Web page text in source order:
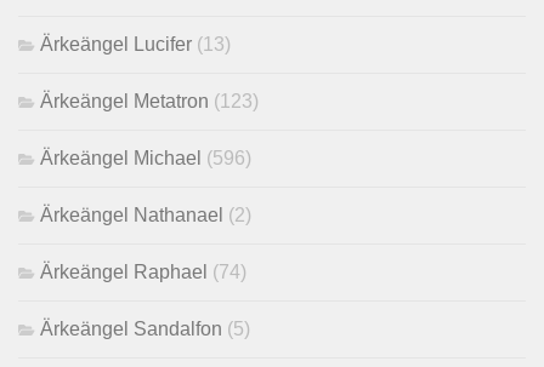
Ärkeängel Lucifer (13)
Ärkeängel Metatron (123)
Ärkeängel Michael (596)
Ärkeängel Nathanael (2)
Ärkeängel Raphael (74)
Ärkeängel Sandalfon (5)